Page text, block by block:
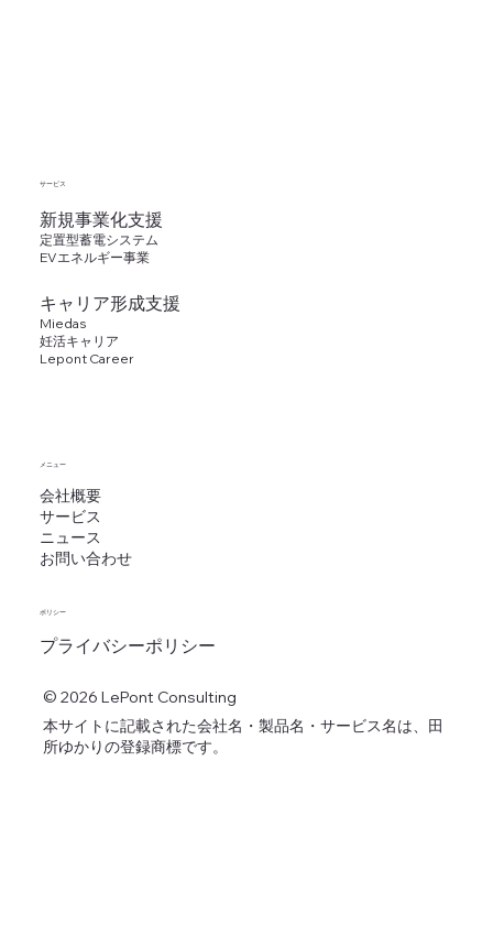
【研修レポート】働く女性のキャリアの
​サービス
新規事業化支援
定置型蓄電システム
EVエネルギー事業
キャリア形成支援
Miedas
妊活キャリア
​Lepont Career
会社概要
サービス
ニュース
お問い合わせ
メニュー
プライバシーポリシー
ポリシー
© 2026 LePont Consulting
本サイトに記載された会社名・製品名・サービス名は、田
所ゆかりの登録商標です。